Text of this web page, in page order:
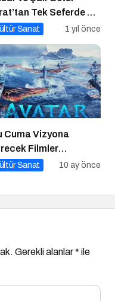
Tek Seferde 7
Müjdesi
Sanat 1 yıl önce
Cuma Vizyona
Filmler
Sanat 10 ay önce
Gerekli alanlar* ile